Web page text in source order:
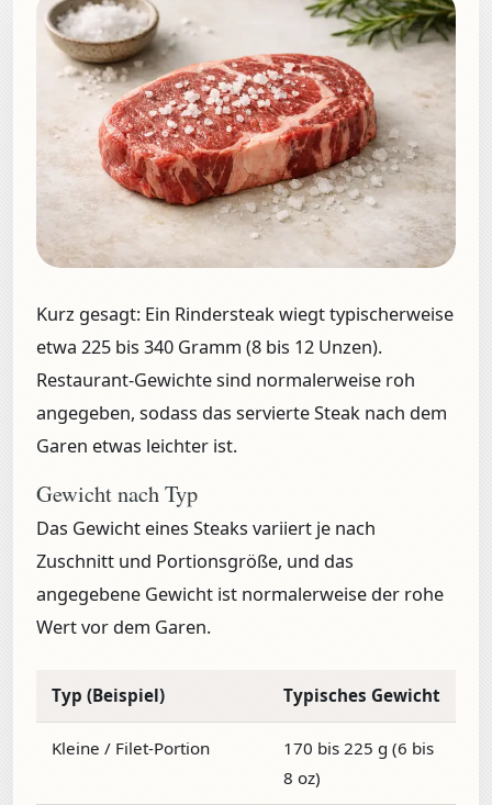
Kurz gesagt: Ein Rindersteak wiegt typischerweise
etwa 225 bis 340 Gramm (8 bis 12 Unzen).
Restaurant-Gewichte sind normalerweise roh
angegeben, sodass das servierte Steak nach dem
Garen etwas leichter ist.
Gewicht nach Typ
Das Gewicht eines Steaks variiert je nach
Zuschnitt und Portionsgröße, und das
angegebene Gewicht ist normalerweise der rohe
Wert vor dem Garen.
Typ (Beispiel) Typisches Gewicht
Kleine / Filet-Portion
170 bis 225 g (6 bis
8 oz)